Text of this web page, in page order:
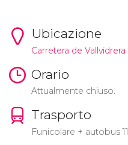
Ubicazione
Carretera de
Orario
Attualmente chiuso.
Trasporto
Funicolare + autobus